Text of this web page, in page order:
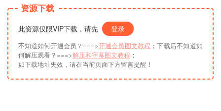
资源下载
此资源仅限VIP下载，请先 登录
不知道如何开通会员？===>开通会员图文教程 ；下载后不知道如
何解压观看？===>解压和字幕图文教程 ；
如下载地址失效，请在当前页面下方留言提醒！